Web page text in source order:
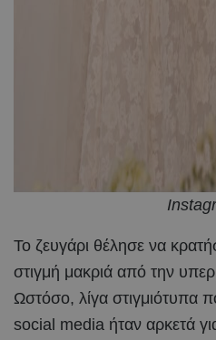
Το ζευγάρι θέλησε να
στιγμή μακριά από την
Ωστόσο, λίγα στιγμιότυπα
social media ήταν αρκετά